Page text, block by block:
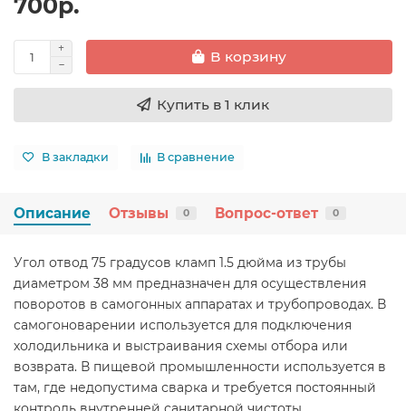
В корзину
Купить в 1 клик
В закладки В сравнение
Описание Отзывы 0 Вопрос-ответ 0
Угол отвод 75 градусов кламп 1.5 дюйма из трубы
диаметром 38 мм предназначен для осуществления
поворотов в самогонных аппаратах и трубопроводах. В
самогоноварении используется для подключения
холодильника и выстраивания схемы отбора или
возврата. В пищевой промышленности используется в
там, где недопустима сварка и требуется постоянный